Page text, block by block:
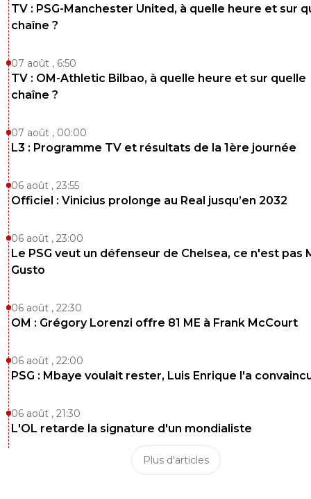
TV : PSG-Manchester United, à quelle heure et sur
chaîne ?
07 août , 6:50
TV : OM-Athletic Bilbao, à quelle heure et sur quelle
chaîne ?
07 août , 00:00
L3 : Programme TV et résultats de la 1ère journée
06 août , 23:55
Officiel : Vinicius prolonge au Real jusqu’en 2032
06 août , 23:00
Le PSG veut un défenseur de Chelsea, ce n'est pas
Gusto
06 août , 22:30
OM : Grégory Lorenzi offre 81 ME à Frank McCourt
06 août , 22:00
PSG : Mbaye voulait rester, Luis Enrique l'a
06 août , 21:30
L'OL retarde la signature d'un mondialiste
Plus d'articles